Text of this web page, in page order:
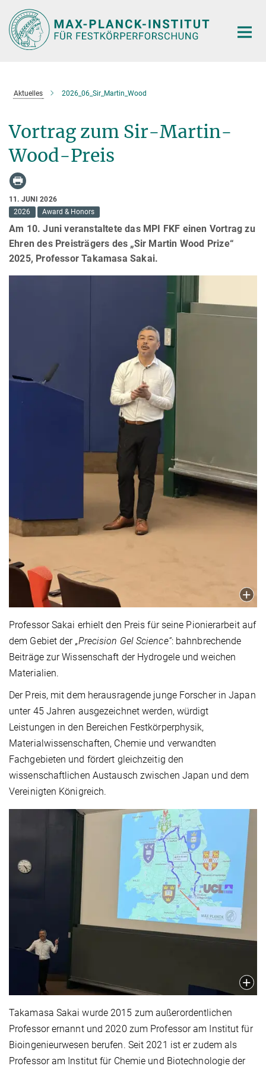
Hauptinhalt
Aktuelles 2026_06_Sir_Martin_Wood
Vortrag zum Sir-Martin-
Wood-Preis
11. JUNI 2026
2026
Award & Honors
Am 10. Juni veranstaltete das MPI FKF einen Vortrag zu
Ehren des Preisträgers des „Sir Martin Wood Prize“
2025, Professor Takamasa Sakai.
Professor Sakai erhielt den Preis für seine Pionierarbeit auf
dem Gebiet der „Precision Gel Science“: bahnbrechende
Beiträge zur Wissenschaft der Hydrogele und weichen
Materialien.
Der Preis, mit dem herausragende junge Forscher in Japan
unter 45 Jahren ausgezeichnet werden, würdigt
Leistungen in den Bereichen Festkörperphysik,
Materialwissenschaften, Chemie und verwandten
Fachgebieten und fördert gleichzeitig den
wissenschaftlichen Austausch zwischen Japan und dem
Vereinigten Königreich.
Takamasa Sakai wurde 2015 zum außerordentlichen
Professor ernannt und 2020 zum Professor am Institut für
Bioingenieurwesen berufen. Seit 2021 ist er zudem als
Professor am Institut für Chemie und Biotechnologie der